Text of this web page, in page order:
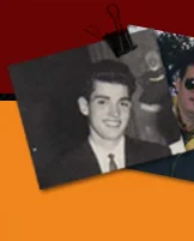
Sitio oficial